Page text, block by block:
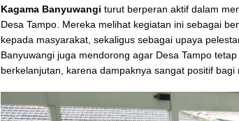
Kagama Banyuwangi turut berperan aktif dalam
Desa Tampo. Mereka melihat kegiatan ini sebagai
kepada masyarakat, sekaligus sebagai upaya
Banyuwangi juga mendorong agar Desa Tampo
berkelanjutan, karena dampaknya sangat positif